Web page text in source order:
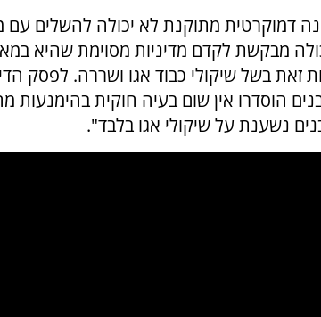
דמוקרטית מתוקנת לא יכולה להשלים
מבקשת לקדם מדיניות מסוימת שהיא
זאת בשל שיקולי כבוד אגו ושררה. לפסק
הוסדרו אין שום בעיה חוקית
נשענת על שיקולי אגו בלבד".